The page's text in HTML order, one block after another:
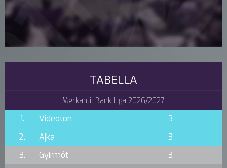
TABELLA
Merkantil Bank Liga 2026/2027
1. Videoton
3
2.
Ajka
3
3.
Gyirmót
3